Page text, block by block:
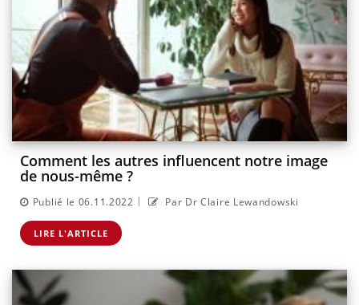
Comment les autres influencent notre image
de nous-même ?
Publié le 06.11.2022 | Par Dr Claire Lewandowski
LIRE L'ARTICLE